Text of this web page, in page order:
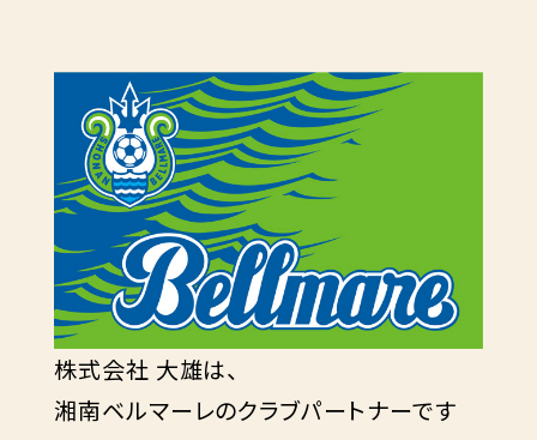
株式会社 大雄は、
湘南ベルマーレのクラブパートナーです